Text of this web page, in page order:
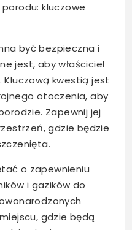
kluczowe
być bezpieczna i
jest, aby właściciel
Kluczową kwestią jest
otoczenia, aby
Zapewnij jej
gdzie będzie
o zapewnieniu
i gazików do
gdzie będą